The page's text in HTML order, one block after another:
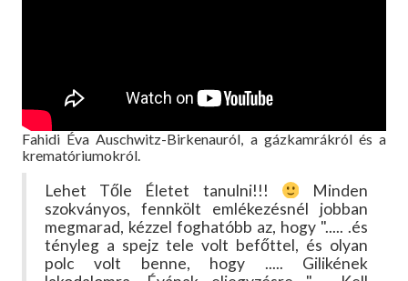
Fahidi Éva Auschwitz-Birkenauról, a gázkamrákról és a
krematóriumokról.
Lehet Tőle Életet tanulni!!!
Minden
szokványos, fennkölt emlékezésnél jobban
megmarad, kézzel foghatóbb az, hogy "..... .és
tényleg a spejz tele volt befőttel, és olyan
polc volt benne, hogy ..... Gilikének